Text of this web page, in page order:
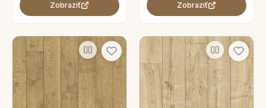
Zobraziť Zobraziť